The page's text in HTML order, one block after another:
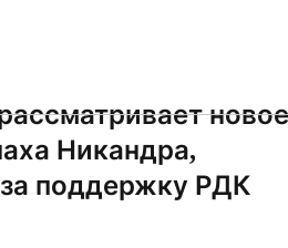
новое
Никандра,
поддержку РДК